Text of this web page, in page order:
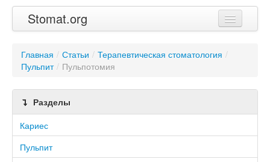
Stomat.org
Статьи
Контакты
Главная / Статьи / Терапевтическая стоматология /
Пульпит / Пульпотомия
Разделы
Кариес
Пульпит